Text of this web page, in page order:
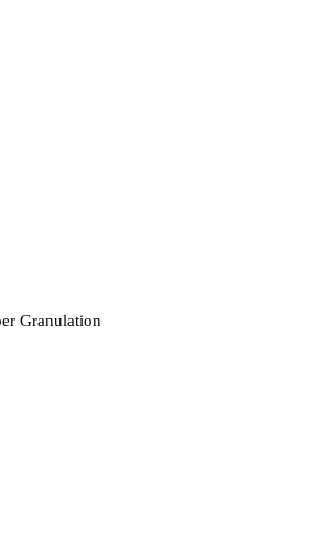
Granulation